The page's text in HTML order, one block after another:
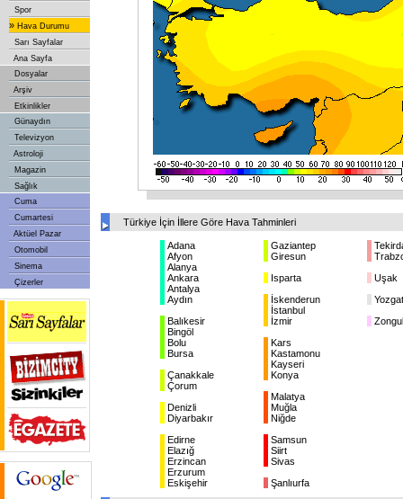
Spor
» Hava Durumu
Sarı Sayfalar
Ana Sayfa
Dosyalar
Arşiv
Etkinlikler
Günaydın
Televizyon
Astroloji
Magazin
Sağlık
Cuma
Cumartesi
Aktüel Pazar
Otomobil
Sinema
Çizerler
Türkiye İçin İllere Göre Hava Tahminleri
Adana Gaziantep
Afyon
Giresun
Alanya
Ankara
Isparta
Uşak
Antalya
Aydın
İskenderun
Yozgat
İstanbul
Balıkesir
İzmir
Bingöl
Bolu
Kars
Bursa
Kastamonu
Kayseri
Çanakkale
Konya
Çorum
Malatya
Denizli
Muğla
Diyarbakır
Niğde
Edirne
Samsun
Elazığ
Siirt
Erzincan
Sivas
Erzurum
Eskişehir
Şanlıurfa